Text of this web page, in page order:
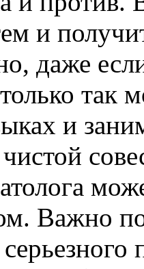
и
даже
так
и
Важно